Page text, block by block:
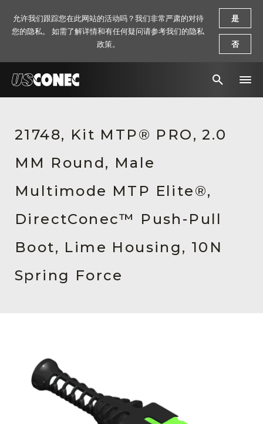
解决方案
产品
资源
关于我们
新闻稿
活动信息
21748, Kit MTP® PRO, 2.0
MM Round, Male
Multimode MTP Elite®,
DirectConec™ Push-Pull
Boot, Lime Housing, 10N
Spring Force
允许我们跟踪您在此网站的活动吗？我们非常严肃的对待
您的隐私。 如需了解详情和有任何疑问请参考我们的隐私
政策。
是
否